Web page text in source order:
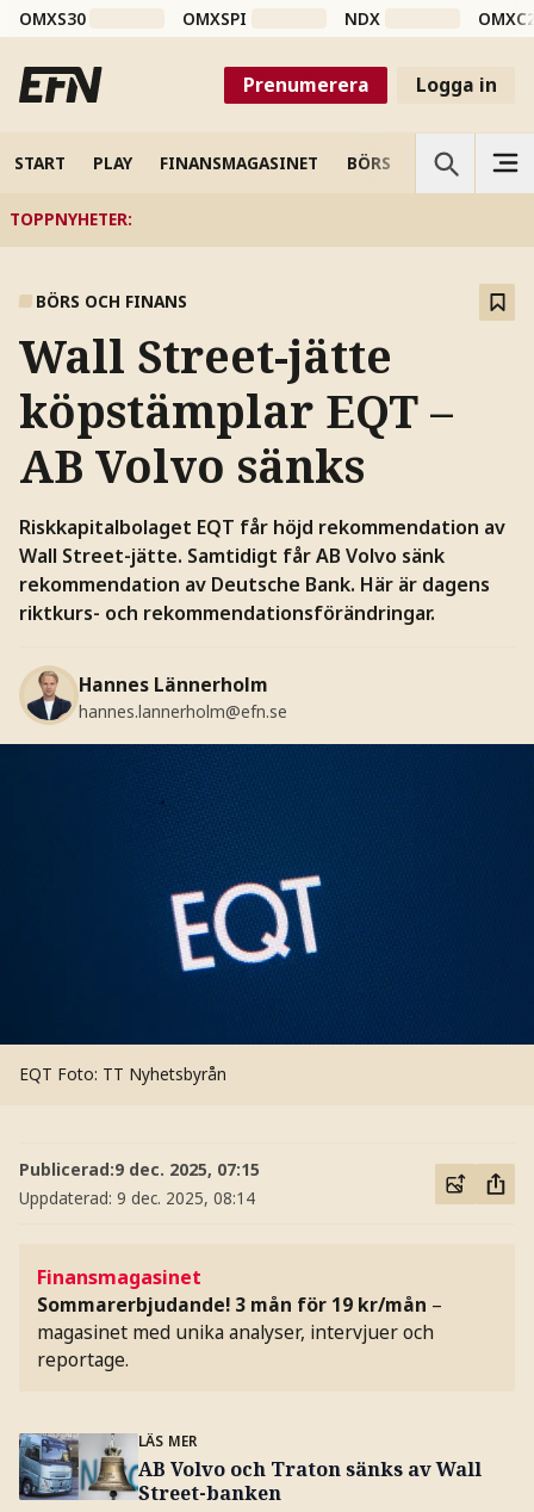
OMXS30 OMXSPI NDX
Prenumerera Logga in
START PLAY FINANSMAGASINET BÖRS VETENSKAP
TOPPNYHETER:
BÖRS OCH FINANS
Wall Street-jätte
köpstämplar EQT –
AB Volvo sänks
Riskkapitalbolaget EQT får höjd rekommendation av
Wall Street-jätte. Samtidigt får AB Volvo sänk
rekommendation av Deutsche Bank. Här är dagens
riktkurs- och rekommendationsförändringar.
Hannes Lännerholm
hannes.lannerholm@efn.se
EQT Foto: TT Nyhetsbyrån
Publicerad:9 dec. 2025, 07:15
Uppdaterad: 9 dec. 2025, 08:14
Finansmagasinet
Sommarerbjudande! 3 mån för 19 kr/mån –
magasinet med unika analyser, intervjuer och
reportage.
LÄS MER
AB Volvo och Traton sänks av Wall
Street-banken